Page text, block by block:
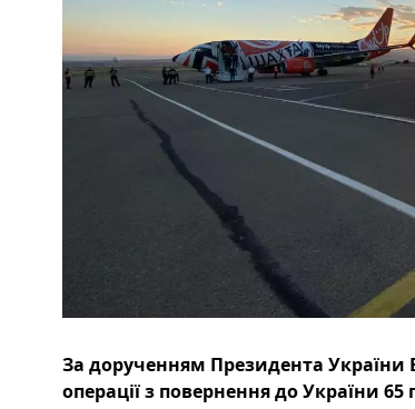
За дорученням Президента України
операції з повернення до України